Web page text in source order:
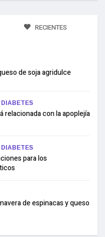
RECIENTES
de soja agridulce
relacionada con la apoplejía
para los
de espinacas y queso